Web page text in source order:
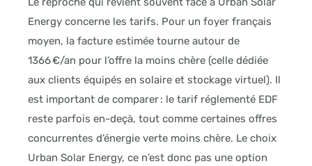
Energy concerne les tarifs. Pour un foyer français
moyen, la facture estimée tourne autour de
1366 €/an pour l’offre la moins chère (celle dédiée
aux clients équipés en solaire et stockage virtuel). Il
est important de comparer : le tarif réglementé EDF
reste parfois en-deçà, tout comme certaines offres
concurrentes d’énergie verte moins chère. Le choix
Urban Solar Energy, ce n’est donc pas une option